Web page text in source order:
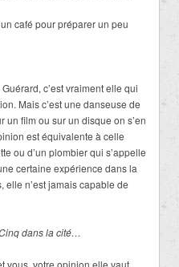
café pour préparer un peu
c’est vraiment elle qui
Mais c’est une danseuse de
film ou sur un disque on s’en
est équivalente à celle
ou d’un plombier qui s’appelle
certaine expérience dans la
n’est jamais capable de
dans la cité…